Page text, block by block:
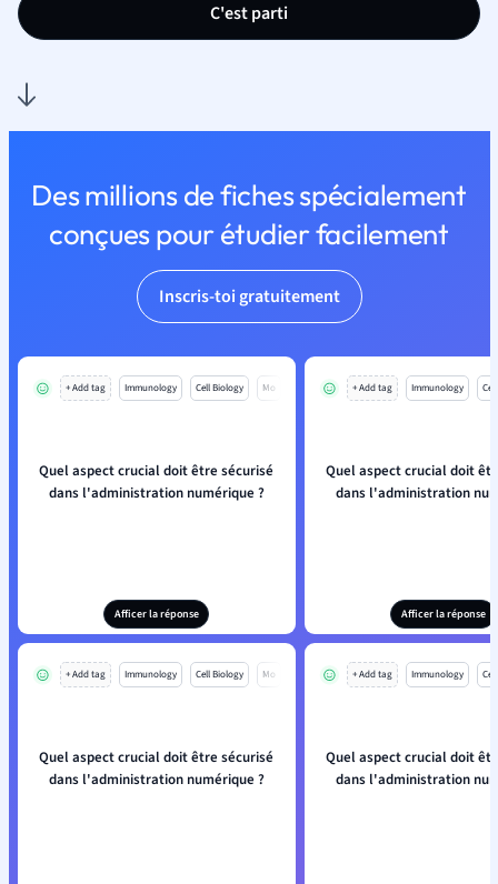
C'est parti
Des millions de fiches spécialement
conçues pour étudier facilement
Inscris-toi gratuitement
+ Add tag Immunology Cell Biology Mo
Quel aspect crucial doit être sécurisé
dans l'administration numérique ?
Afficer la réponse
+ Add tag Immunology
Quel aspect crucial doit
dans l'administration
Afficer la réponse
+ Add tag Immunology Cell Biology Mo
Quel aspect crucial doit être sécurisé
dans l'administration numérique ?
+ Add tag Immunology
Quel aspect crucial doit
dans l'administration